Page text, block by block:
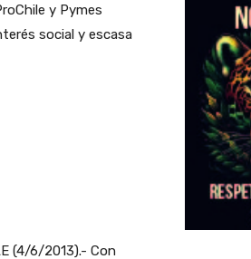
y Pymes
social y escasa
(4/6/2013).- Con